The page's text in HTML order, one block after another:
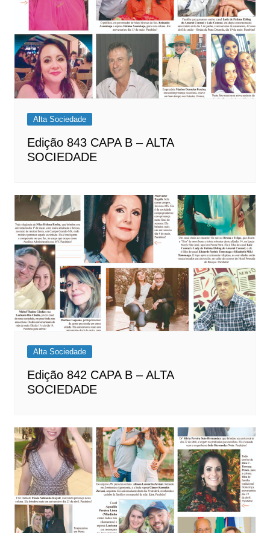
Alta Sociedade
Edição 843 CAPA B – ALTA
SOCIEDADE
Alta Sociedade
Edição 842 CAPA B – ALTA
SOCIEDADE